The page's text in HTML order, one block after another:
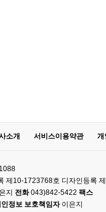
소개 서비스이용약관 개
제10-1723768호 디자인등록
지 전화043)842-5422 팩스
정보 보호책임자이은지